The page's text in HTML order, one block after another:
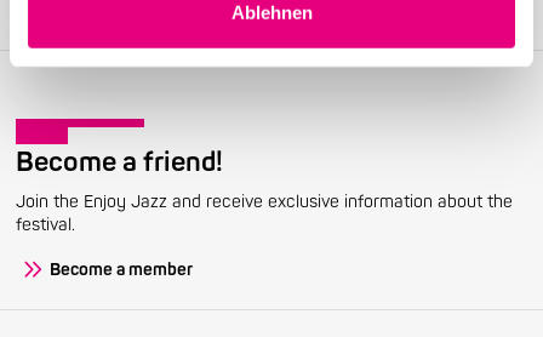
Ablehnen
Become a friend!
Join the Enjoy Jazz and receive exclusive information about the
festival.
Become a member